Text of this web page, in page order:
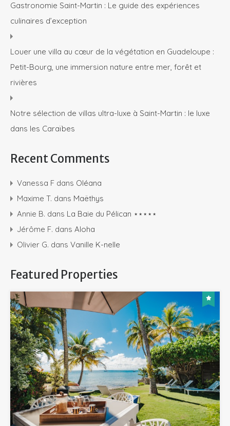
Gastronomie Saint-Martin : Le guide des expériences
culinaires d’exception
Louer une villa au cœur de la végétation en Guadeloupe :
Petit-Bourg, une immersion nature entre mer, forêt et
rivières
Notre sélection de villas ultra-luxe à Saint-Martin : le luxe
dans les Caraïbes
Recent Comments
Vanessa F dans Oléana
Maxime T. dans Maëthys
Annie B. dans La Baie du Pélican ⋆⋆⋆⋆⋆
Jérôme F. dans Aloha
Olivier G. dans Vanille K-nelle
Featured Properties